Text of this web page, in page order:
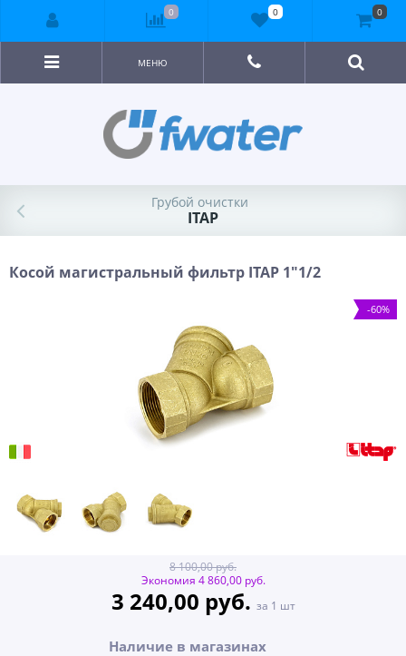
МЕНЮ
Грубой очистки
ITAP
Косой магистральный фильтр ITAP 1"1/2
-60%
8 100,00 руб.
Экономия 4 860,00 руб.
3 240,00 руб. за 1 шт
Наличие в магазинах
0 0 0